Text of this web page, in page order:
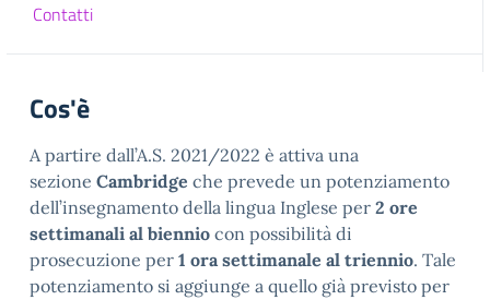
Contatti
Cos'è
A partire dall’A.S. 2021/2022 è attiva una
sezione Cambridge che prevede un potenziamento
dell’insegnamento della lingua Inglese per 2 ore
settimanali al biennio con possibilità di
prosecuzione per 1 ora settimanale al triennio. Tale
potenziamento si aggiunge a quello già previsto per